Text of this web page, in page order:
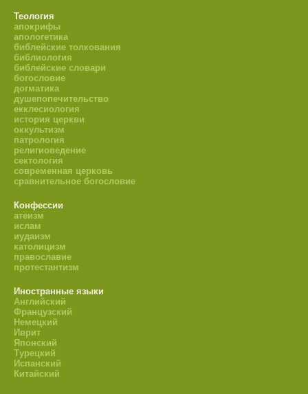
Теология
апокрифы
апологетика
библейские толкования
библиология
библейские словари
богословие
догматика
душепопечительство
екклесиология
история церкви
оккультизм
патрология
религиоведение
сектология
современная церковь
сравнительное богословие
Конфессии
атеизм
ислам
иудаизм
католицизм
православие
протестантизм
Иностранные языки
Английский
Французский
Немецкий
Иврит
Японский
Турецкий
Испанский
Китайский